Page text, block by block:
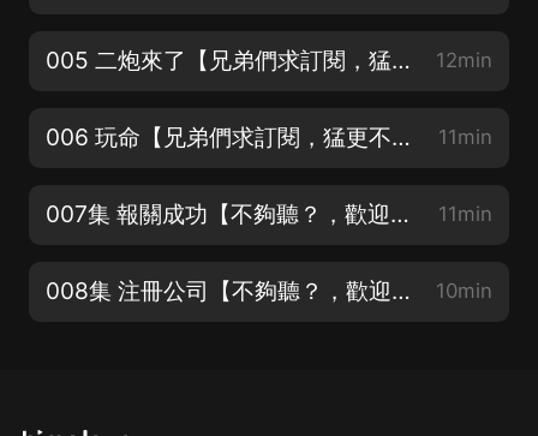
005 二炮來了【兄弟們求訂閱，猛更不停】 12min
006 玩命【兄弟們求訂閱，猛更不停】 11min
007集 報關成功【不夠聽？，歡迎搜索主播完結作品：至尊神醫 11min
008集 注冊公司【不夠聽？，歡迎搜索主播完結作品：至尊神醫 10min